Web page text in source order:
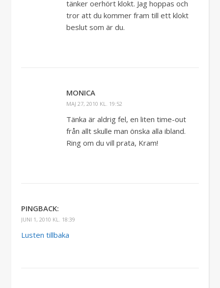
tänker oerhört klokt. Jag hoppas och
tror att du kommer fram till ett klokt
beslut som är du.
MONICA
MAJ 27, 2010 KL. 19:52
Tänka är aldrig fel, en liten time-out
från allt skulle man önska alla ibland.
Ring om du vill prata, Kram!
PINGBACK:
JUNI 1, 2010 KL. 18:39
Lusten tillbaka